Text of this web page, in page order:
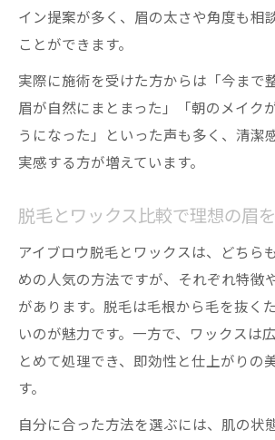
イン提案が多く、眉の太さや角度も相
ことができます。
実際に施術を受けた方からは「今まで
眉が自然にまとまった」「朝のメイク
うになった」といった声も多く、清潔
実感する方が増えています。
脱毛とワックス比較で理想の眉
アイブロウ脱毛とワックスは、どちら
めの人気の方法ですが、それぞれ特徴
があります。脱毛は毛根から毛を抜く
いのが魅力です。一方で、ワックスは
とめて処理でき、即効性と仕上がりの
す。
自分に合った方法を選ぶには、肌の状